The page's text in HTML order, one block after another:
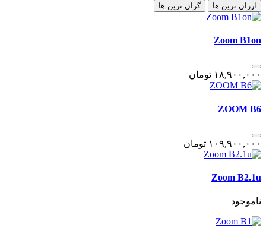
ارزان ترین ها گران ترین ها
Zoom B1on
١٨,٩٠٠,٠٠٠ تومان
ZOOM B6
١٠٩,٩٠٠,٠٠٠ تومان
Zoom B2.1u
ناموجود